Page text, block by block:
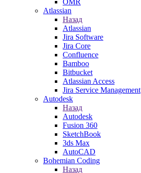
OMR
Atlassian
Назад
Atlassian
Jira Software
Jira Core
Confluence
Bamboo
Bitbucket
Atlassian Access
Jira Service Management
Autodesk
Назад
Autodesk
Fusion 360
SketchBook
3ds Max
AutoCAD
Bohemian Coding
Назад